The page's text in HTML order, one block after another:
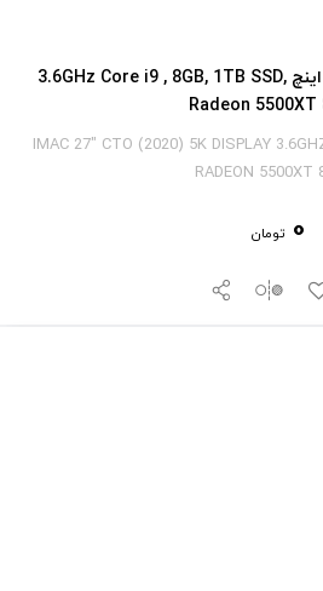
آی‎ مک 2020 کاستوم 27 اینچ 3.6GHz Core i9 , 8GB, 1TB SSD,
Radeon 5500XT
IMAC 27" CTO (2020) 5K DISPLAY
RADEON 5500XT
0 تومان